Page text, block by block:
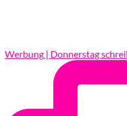
Werbung | Donnerstag